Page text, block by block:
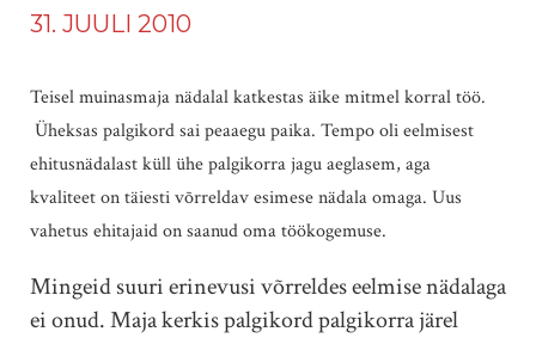
31. JUULI 2010
Teisel muinasmaja nädalal katkestas äike mitmel korral töö.
Üheksas palgikord sai peaaegu paika. Tempo oli eelmisest
ehitusnädalast küll ühe palgikorra jagu aeglasem, aga
kvaliteet on täiesti võrreldav esimese nädala omaga. Uus
vahetus ehitajaid on saanud oma töökogemuse.
Mingeid suuri erinevusi võrreldes eelmise nädalaga
ei onud. Maja kerkis palgikord palgikorra järel